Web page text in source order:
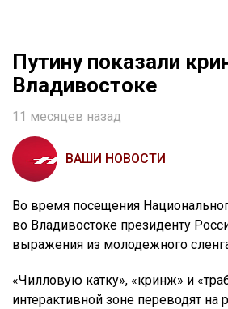
Путину показали
Владивостоке
11 месяцев назад
ВАШИ НОВОСТИ
Во время посещения
во Владивостоке президенту
выражения из молодежного
«Чилловую катку», «кринж» и
интерактивной зоне переводят на